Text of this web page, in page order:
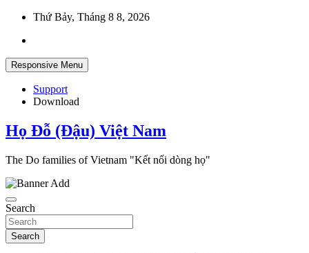
Skip
content
Thứ Bảy, Tháng 8 8, 2026
Responsive Menu
Support
Download
Họ Đỗ (Đậu) Việt Nam
The Do families of Vietnam "Kết nối dòng họ"
Search
Search